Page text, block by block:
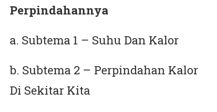
Perpindahannya
a. Subtema 1 – Suhu Dan Kalor
b. Subtema 2 – Perpindahan Kalor
Di Sekitar Kita